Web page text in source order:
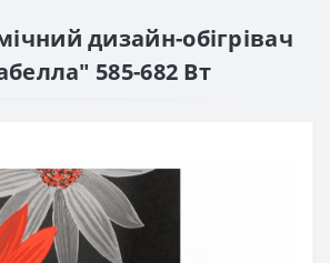
дизайн-обігрівач
585-682 Вт